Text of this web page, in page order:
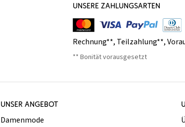
UNSERE ZAHLUNGSARTEN
Rechnung**, Teilzahlung**,
** Bonität vorausgesetzt
UNSER ANGEBOT
Damenmode